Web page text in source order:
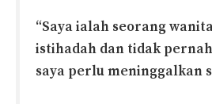
“Saya ialah seorang
istihadah dan tidak
saya perlu meninggalkan